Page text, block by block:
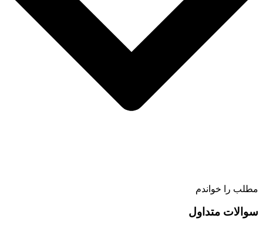
مطلب را خواندم
سوالات متداول